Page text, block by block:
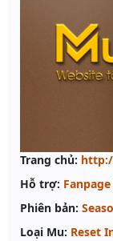
Trang chủ:
Hỗ trợ: Fanpage
Phiên bản:
Loại Mu: Reset